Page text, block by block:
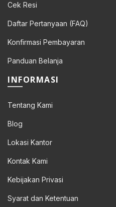
Cek Resi
Daftar Pertanyaan (FAQ)
Konfirmasi Pembayaran
Panduan Belanja
INFORMASI
Tentang Kami
Blog
Lokasi Kantor
Kontak Kami
Kebijakan Privasi
Syarat dan Ketentuan